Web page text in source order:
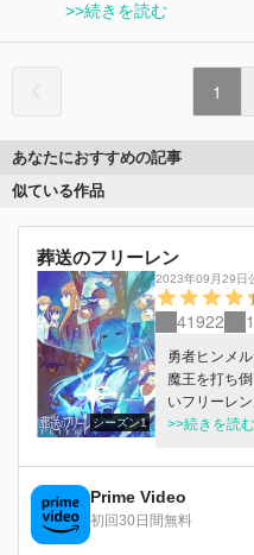
>>続きを読む
1
あなたにおすすめの記事
似ている作品
葬送のフリーレン
シーズン1
2023年09月29日
41922
勇者ヒンメ
魔王を打ち
いフリーレ
は、ヒンメ
とを訪ねる
ンメルは老
後、死を迎
>>続きを読む
Prime Video
初回30日間無料